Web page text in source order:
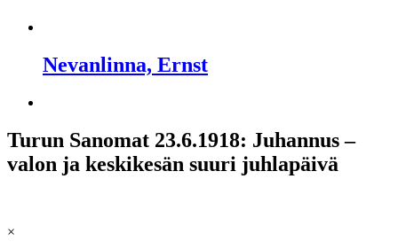
Nevanlinna, Ernst
Turun Sanomat 23.6.1918: Juhannus –
valon ja keskikesän suuri juhlapäivä
×